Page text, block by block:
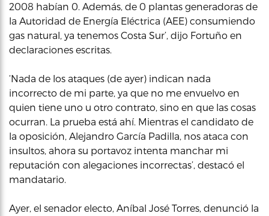
2008 habían 0. Además, de 0 plantas generadoras de
la Autoridad de Energía Eléctrica (AEE) consumiendo
gas natural, ya tenemos Costa Sur’, dijo Fortuño en
declaraciones escritas.
‘Nada de los ataques (de ayer) indican nada
incorrecto de mi parte, ya que no me envuelvo en
quien tiene uno u otro contrato, sino en que las cosas
ocurran. La prueba está ahí. Mientras el candidato de
la oposición, Alejandro García Padilla, nos ataca con
insultos, ahora su portavoz intenta manchar mi
reputación con alegaciones incorrectas’, destacó el
mandatario.
Ayer, el senador electo, Aníbal José Torres, denunció la